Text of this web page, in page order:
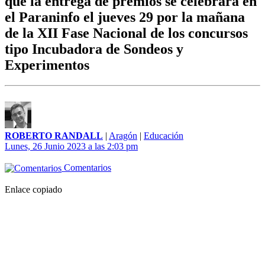
el Paraninfo el jueves 29 por la mañana
de la XII Fase Nacional de los concursos
tipo Incubadora de Sondeos y
Experimentos
ROBERTO RANDALL | Aragón | Educación
Lunes, 26 Junio 2023 a las 2:03 pm
Comentarios
Enlace copiado